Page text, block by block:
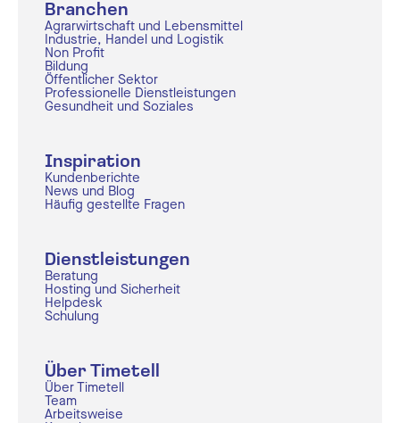
Branchen
Agrarwirtschaft und Lebensmittel
Industrie, Handel und Logistik
Non Profit
Bildung
Öffentlicher Sektor
Professionelle Dienstleistungen
Gesundheit und Soziales
Inspiration
Kundenberichte
News und Blog
Häufig gestellte Fragen
Dienstleistungen
Beratung
Hosting und Sicherheit
Helpdesk
Schulung
Über Timetell
Über Timetell
Team
Arbeitsweise